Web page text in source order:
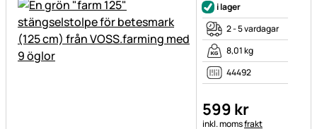
i lager
2 - 5 vardagar
8,01 kg
44492
599 kr
Skatteinformation:
inkl. momsfrakt